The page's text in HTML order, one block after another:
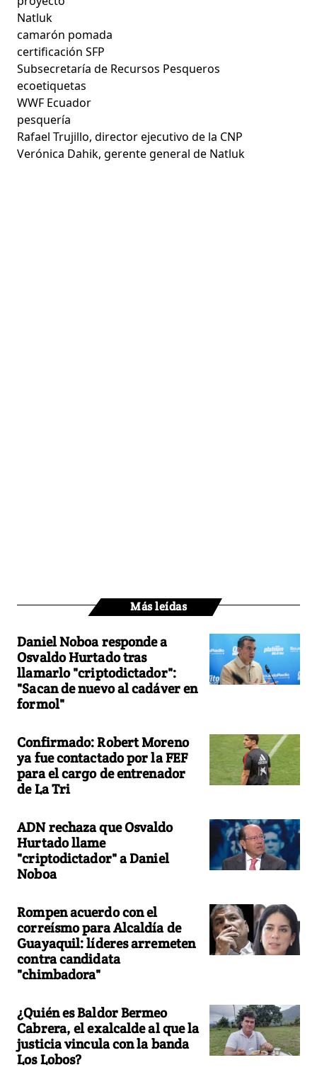
Natluk
camarón pomada
certificación SFP
Subsecretaría de Recursos Pesqueros
ecoetiquetas
WWF Ecuador
pesquería
Rafael Trujillo, director ejecutivo de la CNP
Verónica Dahik, gerente general de Natluk
Más leídas
Daniel Noboa responde a
Osvaldo Hurtado tras
llamarlo "criptodictador":
"Sacan de nuevo al cadáver en
formol"
Confirmado: Robert Moreno
ya fue contactado por la FEF
para el cargo de entrenador
de La Tri
ADN rechaza que Osvaldo
Hurtado llame
"criptodictador" a Daniel
Noboa
Rompen acuerdo con el
correísmo para Alcaldía de
Guayaquil: líderes arremeten
contra candidata
"chimbadora"
¿Quién es Baldor Bermeo
Cabrera, el exalcalde al que la
justicia vincula con la banda
Los Lobos?